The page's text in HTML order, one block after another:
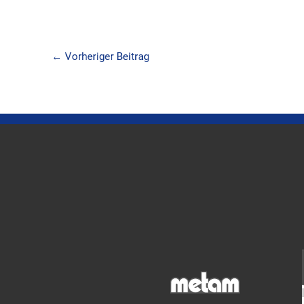
← Vorheriger Beitrag